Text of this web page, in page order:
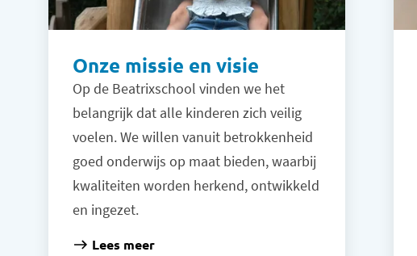
Onze missie en visie
Op de Beatrixschool vinden we het
belangrijk dat alle kinderen zich veilig
voelen. We willen vanuit betrokkenheid
goed onderwijs op maat bieden, waarbij
kwaliteiten worden herkend, ontwikkeld
en ingezet.
Lees meer